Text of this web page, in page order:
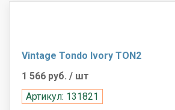
Vintage Tondo Ivory TON2
1 566 руб. / шт
Артикул: 131821